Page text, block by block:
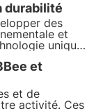
durabilité
des
et
unique
Avec
plus de 150
un leader
et
et de
activité. Ces